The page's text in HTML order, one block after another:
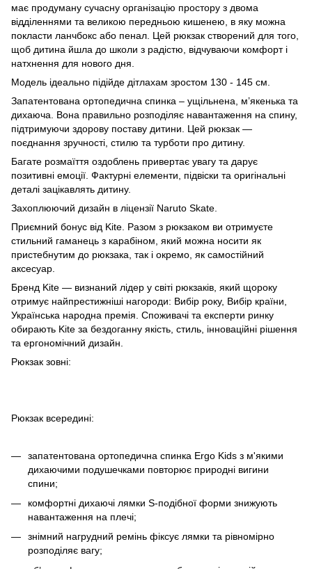
має продуману сучасну організацію простору з двома
відділеннями та великою передньою кишенею, в яку можна
покласти ланчбокс або пенал. Цей рюкзак створений для того,
щоб дитина йшла до школи з радістю, відчуваючи комфорт і
натхнення для нового дня.
Модель ідеально підійде дітлахам зростом 130 - 145 см.
Запатентована ортопедична спинка – ущільнена, м’якенька та
дихаюча. Вона правильно розподіляє навантаження на спину,
підтримуючи здорову поставу дитини. Цей рюкзак —
поєднання зручності, стилю та турботи про дитину.
Багате розмаїття оздоблень привертає увагу та дарує
позитивні емоції. Фактурні елементи, підвіски та оригінальні
деталі зацікавлять дитину.
Захоплюючий дизайн в ліцензії Naruto Skate.
Приємний бонус від Kite. Разом з рюкзаком ви отримуєте
стильний гаманець з карабіном, який можна носити як
пристебнутим до рюкзака, так і окремо, як самостійний
аксесуар.
Бренд Kite — визнаний лідер у світі рюкзаків, який щороку
отримує найпрестижніші нагороди: Вибір року, Вибір країни,
Українська народна премія. Споживачі та експерти ринку
обирають Kite за бездоганну якість, стиль, інноваційні рішення
та ергономічний дизайн.
Рюкзак зовні:
Рюкзак всередині:
запатентована ортопедична спинка Ergo Kids з м'якими
дихаючими подушечками повторює природні вигини
спини;
комфортні дихаючі лямки S-подібної форми знижують
навантаження на плечі;
знімний нагрудний ремінь фіксує лямки та рівномірно
розподіляє вагу;